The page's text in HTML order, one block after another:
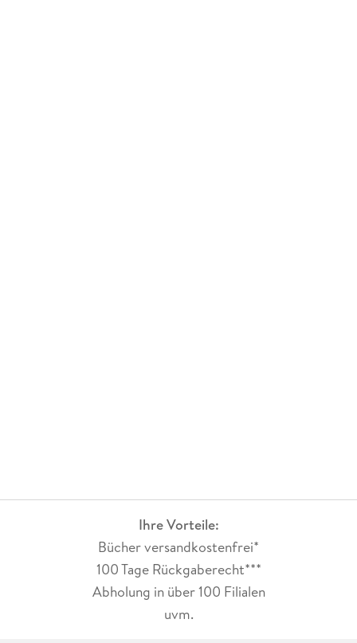
Ihre Vorteile:
Bücher versandkostenfrei*
100 Tage Rückgaberecht***
Abholung in über 100 Filialen
uvm.